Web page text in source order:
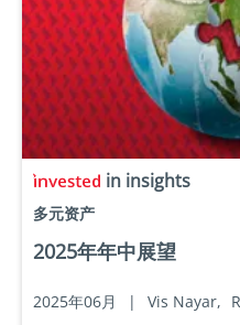
in insights
多元资产
2025年年中展望
2025年06月 | Vis Nayar,